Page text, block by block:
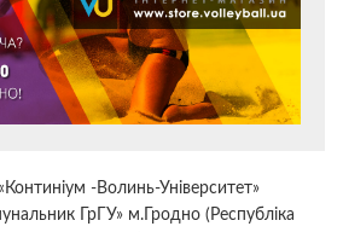
-Волинь-Університет»
ГрГУ» м.Гродно (Республіка